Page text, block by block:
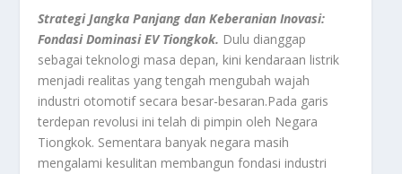
Strategi Jangka Panjang dan Keberanian Inovasi:
Fondasi Dominasi EV Tiongkok. Dulu dianggap
sebagai teknologi masa depan, kini kendaraan listrik
menjadi realitas yang tengah mengubah wajah
industri otomotif secara besar-besaran.Pada garis
terdepan revolusi ini telah di pimpin oleh Negara
Tiongkok. Sementara banyak negara masih
mengalami kesulitan membangun fondasi industri